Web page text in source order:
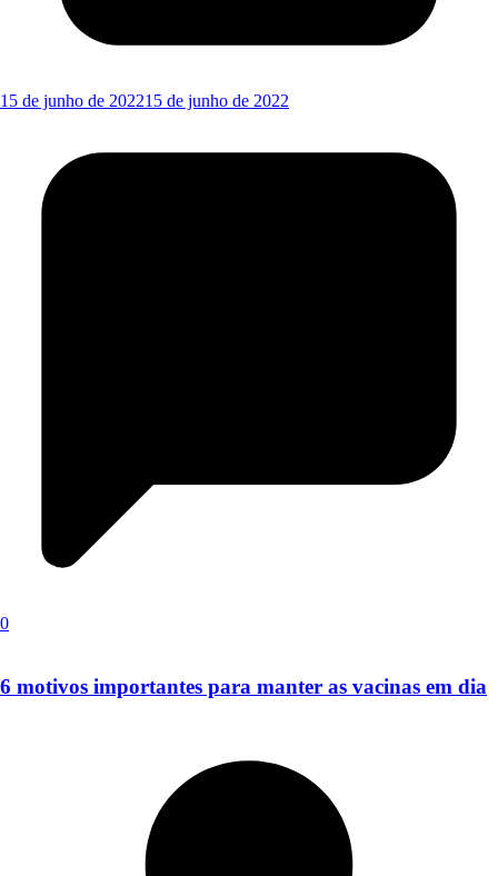
15 de junho de 202215 de junho de 2022
0
6 motivos importantes para manter as vacinas em dia